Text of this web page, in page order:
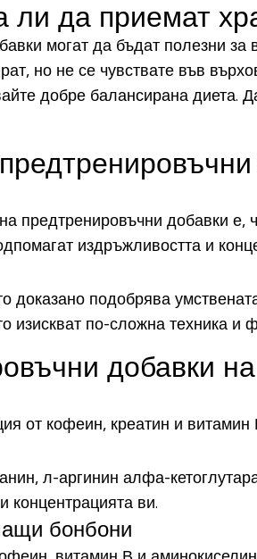
ли да приемат
могат да бъдат полезни
но не се чувствате във
добре балансирана диета.
предтренировъчни добавки
издръжливостта и
доказано подобрява
изискват по-сложна техника и
добавки
от кофеин, креатин и
л-аргинин алфа-
ви.
бонбони